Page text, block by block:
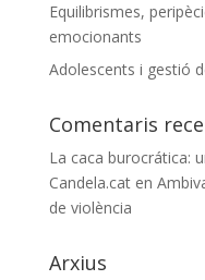
Equilibrismes,
emocionants
Adolescents i gestió
Comentaris
La caca burocrática:
Candela.caten
de violència
Arxius